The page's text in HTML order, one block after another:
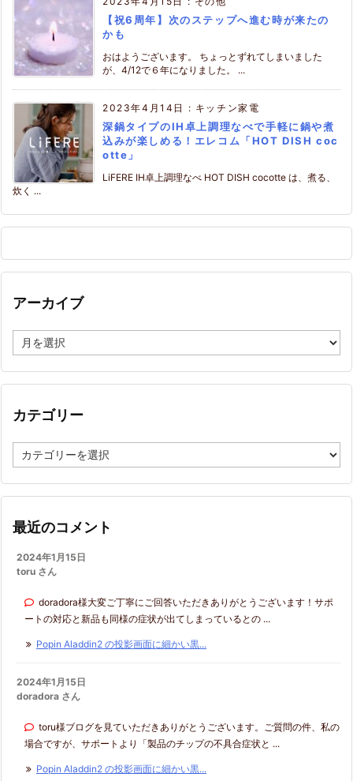
【祝6周年】次のステップへ進む時が来たの
かも
おはようございます。 ちょっとずれてしまいました
が、4/12で６年になりました。 ...
2023年4月14日 : キッチン家電
深鍋タイプのIH卓上調理なべで手軽に鍋や煮
込みが楽しめる！エレコム「HOT DISH coc
otte」
LiFERE IH卓上調理なべ HOT DISH cocotte は、煮る、
炊く ...
アーカイブ
ー
イ
カテゴリー
テ
リ
最近のコメント
2024年1月15日
toru さん
doradora様大変ご丁寧にご回答いただきありがとうございます！サポ
ートの対応と新品も同様の症状が出てしまっているとの ...
Popin Aladdin2 の投影画面に細かい黒...
2024年1月15日
doradora さん
toru様ブログを見ていただきありがとうございます。ご質問の件、私の
場合ですが、サポートより「製品のチップの不具合症状と ...
Popin Aladdin2 の投影画面に細かい黒...